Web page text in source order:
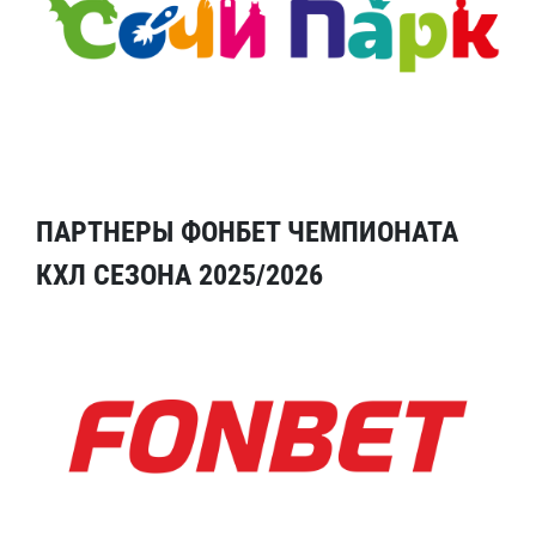
ПАРТНЕРЫ ФОНБЕТ ЧЕМПИОНАТА
КХЛ СЕЗОНА 2025/2026